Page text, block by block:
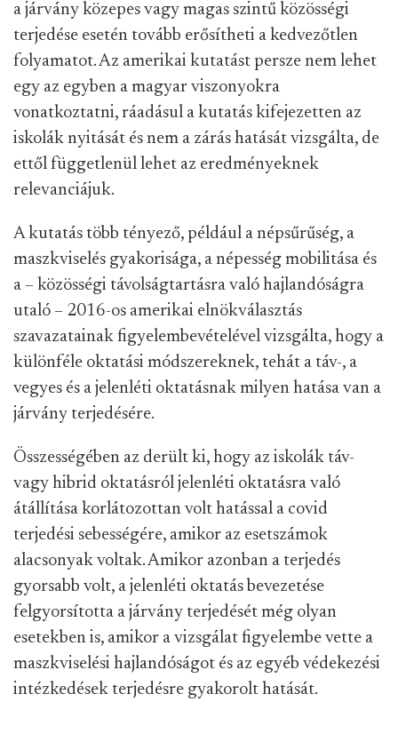
a járvány közepes vagy magas szintű közösségi
terjedése esetén tovább erősítheti a kedvezőtlen
folyamatot. Az amerikai kutatást persze nem lehet
egy az egyben a magyar viszonyokra
vonatkoztatni, ráadásul a kutatás kifejezetten az
iskolák nyitását és nem a zárás hatását vizsgálta, de
ettől függetlenül lehet az eredményeknek
relevanciájuk.
A kutatás több tényező, például a népsűrűség, a
maszkviselés gyakorisága, a népesség mobilitása és
a – közösségi távolságtartásra való hajlandóságra
utaló – 2016-os amerikai elnökválasztás
szavazatainak figyelembevételével vizsgálta, hogy a
különféle oktatási módszereknek, tehát a táv-, a
vegyes és a jelenléti oktatásnak milyen hatása van a
járvány terjedésére.
Összességében az derült ki, hogy az iskolák táv-
vagy hibrid oktatásról jelenléti oktatásra való
átállítása korlátozottan volt hatással a covid
terjedési sebességére, amikor az esetszámok
alacsonyak voltak. Amikor azonban a terjedés
gyorsabb volt, a jelenléti oktatás bevezetése
felgyorsította a járvány terjedését még olyan
esetekben is, amikor a vizsgálat figyelembe vette a
maszkviselési hajlandóságot és az egyéb védekezési
intézkedések terjedésre gyakorolt hatását.